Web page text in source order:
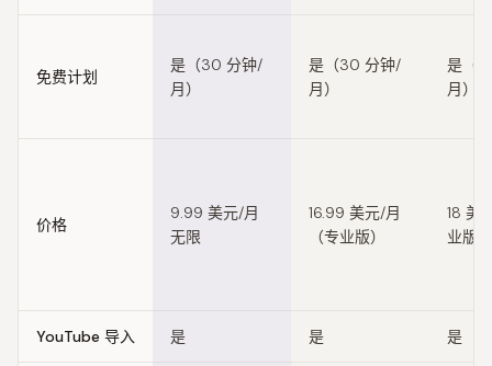
免费计划
是（30 分钟/
月）
是（30 分钟/
月）
是（3
月）
价格
9.99 美元/月
无限
16.99 美元/月
（专业版）
18 美
业版）
YouTube 导入 是 是 是